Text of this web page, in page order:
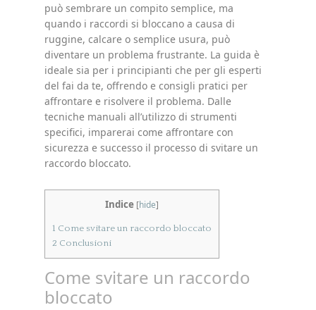
può sembrare un compito semplice, ma
quando i raccordi si bloccano a causa di
ruggine, calcare o semplice usura, può
diventare un problema frustrante. La guida è
ideale sia per i principianti che per gli esperti
del fai da te, offrendo e consigli pratici per
affrontare e risolvere il problema. Dalle
tecniche manuali all’utilizzo di strumenti
specifici, imparerai come affrontare con
sicurezza e successo il processo di svitare un
raccordo bloccato.
Indice [hide]
1 Come svitare un raccordo bloccato
2 Conclusioni
Come svitare un raccordo
bloccato